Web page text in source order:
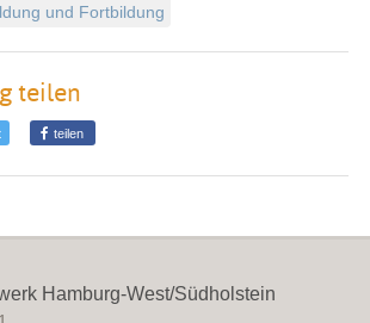
und Fortbildung
teilen
teilen
Hamburg-West/Südholstein